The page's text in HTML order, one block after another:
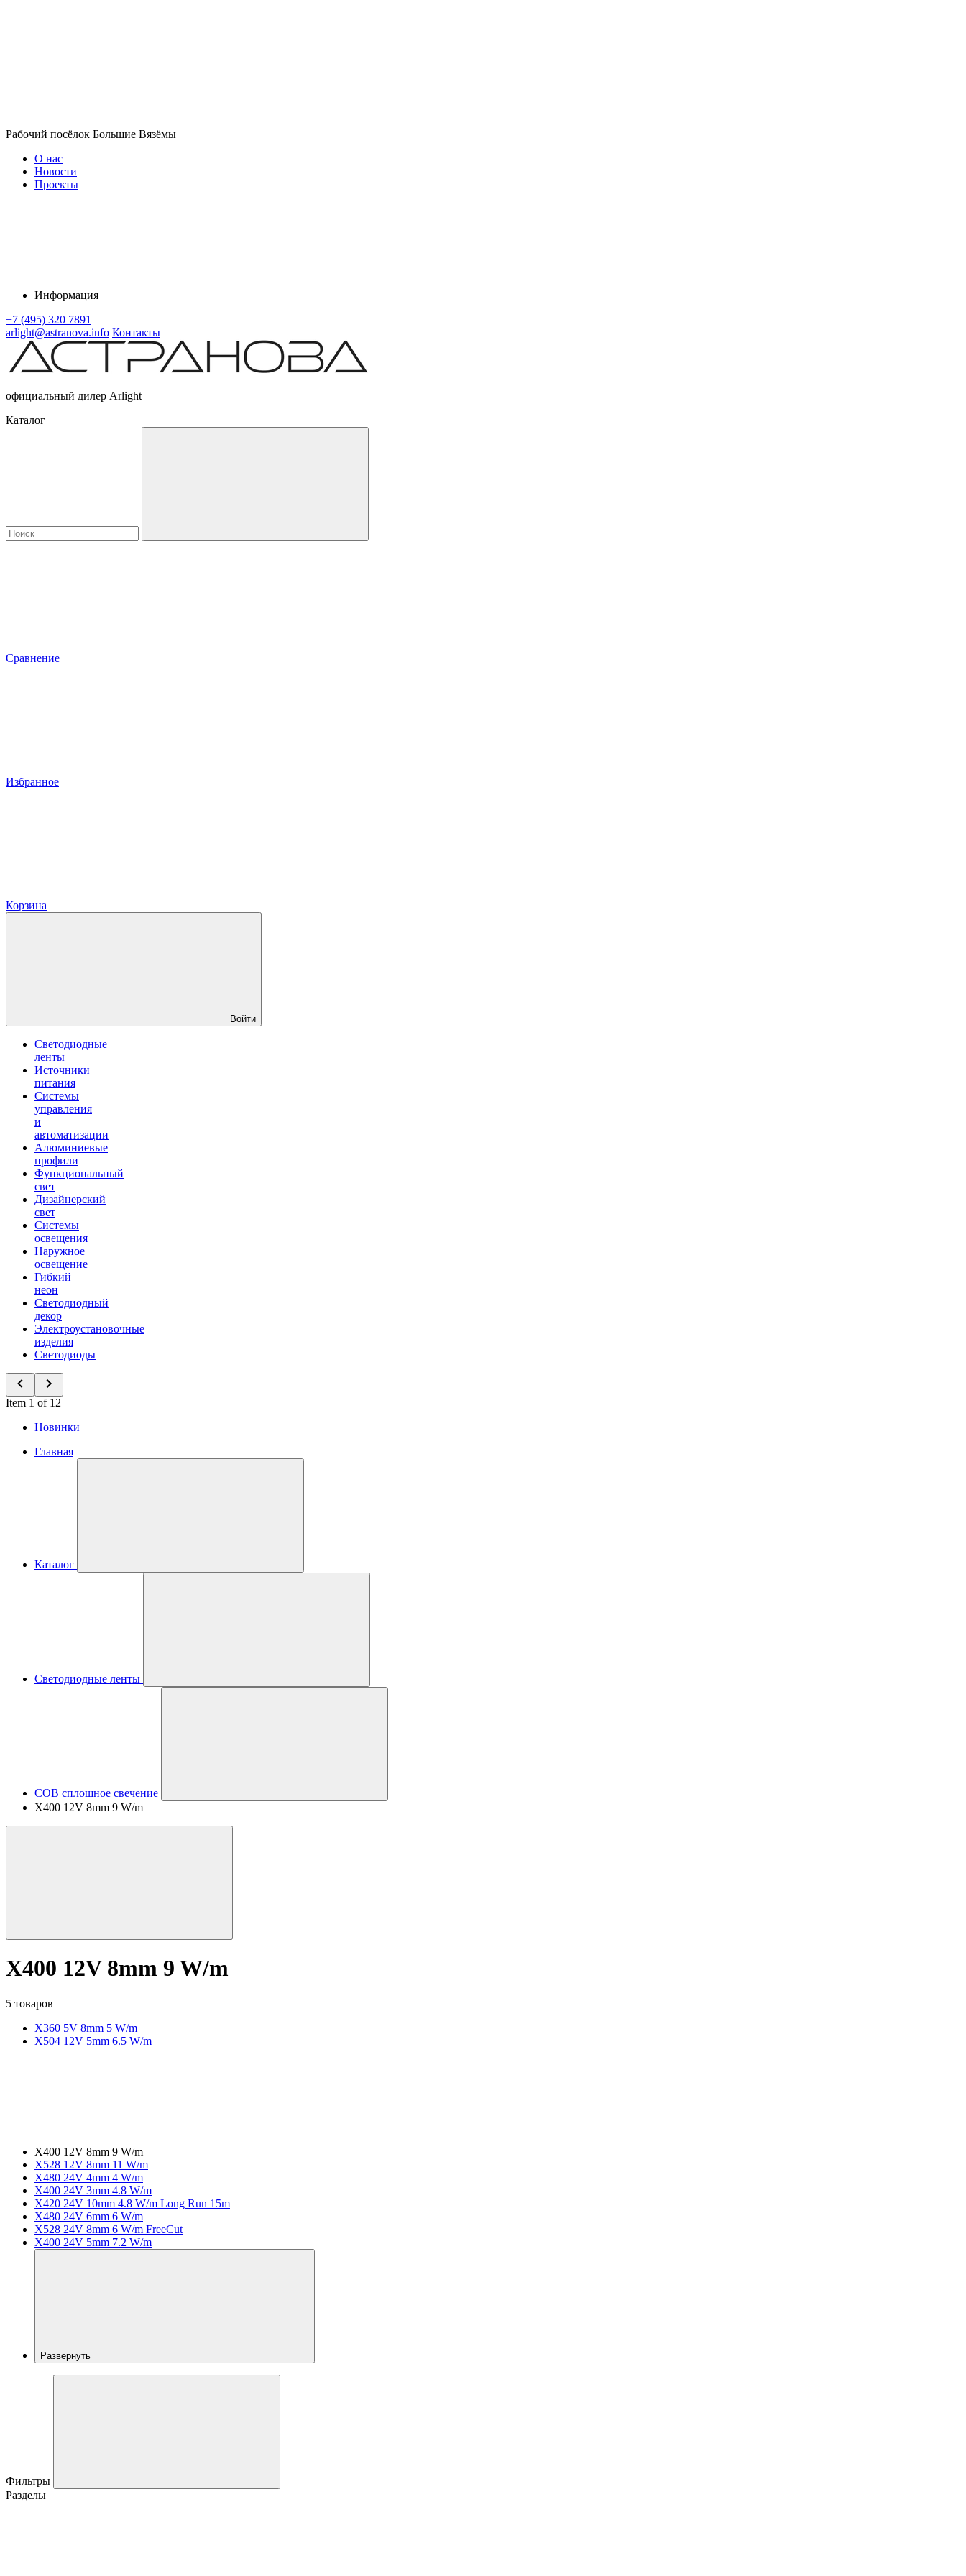
Рабочий посёлок Большие Вязёмы
О нас
Новости
Проекты
Информация
+7 (495) 320 7891
arlight@astranova.info Контакты
официальный дилер Arlight
Каталог
Сравнение
Избранное
Корзина
Войти
Светодиодные
ленты
Источники
питания
Системы
управления
и
автоматизации
Алюминиевые
профили
Функциональный
свет
Дизайнерский
свет
Системы
освещения
Наружное
освещение
Гибкий
неон
Светодиодный
декор
Электроустановочные
изделия
Светодиоды
Item 1 of 12
Новинки
Главная
Каталог
Светодиодные ленты
COB сплошное свечение
X400 12V 8mm 9 W/m
X400 12V 8mm 9 W/m
5 товаров
X360 5V 8mm 5 W/m
X504 12V 5mm 6.5 W/m
X400 12V 8mm 9 W/m
X528 12V 8mm 11 W/m
X480 24V 4mm 4 W/m
X400 24V 3mm 4.8 W/m
X420 24V 10mm 4.8 W/m Long Run 15m
X480 24V 6mm 6 W/m
X528 24V 8mm 6 W/m FreeCut
X400 24V 5mm 7.2 W/m
Развернуть
Фильтры
Разделы